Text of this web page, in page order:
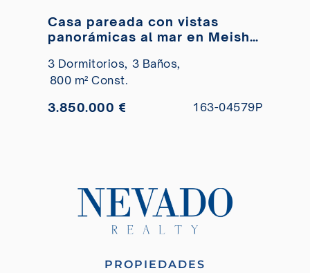
Casa pareada con vistas
panorámicas al mar en Meisho
3 Dormitorios, 3 Baños,
800 m² Const.
3.850.000 € 163-04579P
PROPIEDADES